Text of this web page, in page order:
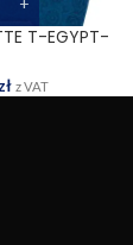
T-EGYPT-
zł z VAT